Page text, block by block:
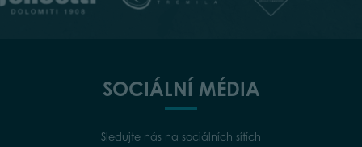
SOCIÁLNÍ MÉDIA
Sledujte nás na sociálních sítích